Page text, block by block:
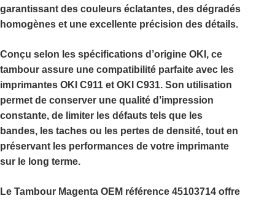
garantissant des couleurs éclatantes, des dégradés
homogènes et une excellente précision des détails.
Conçu selon les spécifications d’origine OKI , ce
tambour assure une compatibilité parfaite avec les
imprimantes OKI C911 et OKI C931. Son utilisation
permet de conserver une qualité d’impression
constante, de limiter les défauts tels que les
bandes, les taches ou les pertes de densité, tout en
préservant les performances de votre imprimante
sur le long terme.
Le Tambour Magenta OEM référence 45103714 offre